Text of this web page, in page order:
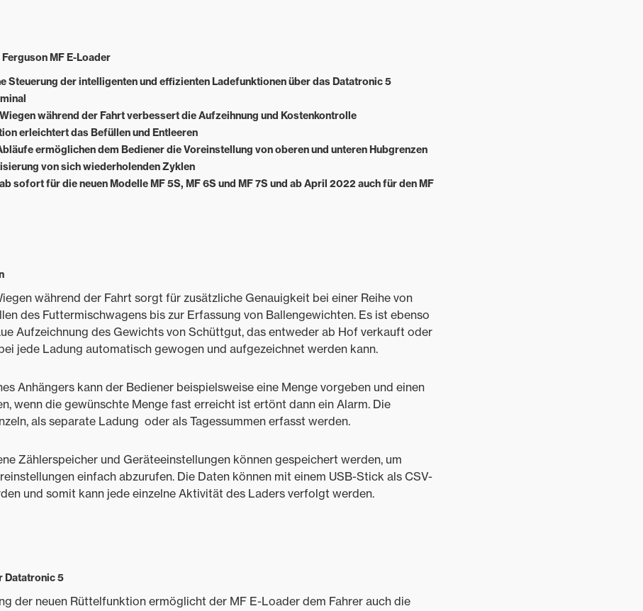
MF E-Loader
Steuerung der intelligenten und effizienten Ladefunktionen über das Datatronic 5
während der Fahrt verbessert die Aufzeihnung und Kostenkontrolle
erleichtert das Befüllen und Entleeren
ermöglichen dem Bediener die Voreinstellung von oberen und unteren Hubgrenzen
von sich wiederholenden Zyklen
sofort für die neuen Modelle MF 5S, MF 6S und MF 7S und ab April 2022 auch für den MF
während der Fahrt sorgt für zusätzliche Genauigkeit bei einer Reihe von
des Futtermischwagens bis zur Erfassung von Ballengewichten. Es ist ebenso
Aufzeichnung des Gewichts von Schüttgut, das entweder ab Hof verkauft oder
jede Ladung automatisch gewogen und aufgezeichnet werden kann.
Anhängers kann der Bediener beispielsweise eine Menge vorgeben und einen
wenn die gewünschte Menge fast erreicht ist ertönt dann ein Alarm. Die
als separate Ladung oder als Tagessummen erfasst werden.
Zählerspeicher und Geräteeinstellungen können gespeichert werden, um
einfach abzurufen. Die Daten können mit einem USB-Stick als CSV-
und somit kann jede einzelne Aktivität des Laders verfolgt werden.
Datatronic 5
der neuen Rüttelfunktion ermöglicht der MF E-Loader dem Fahrer auch die